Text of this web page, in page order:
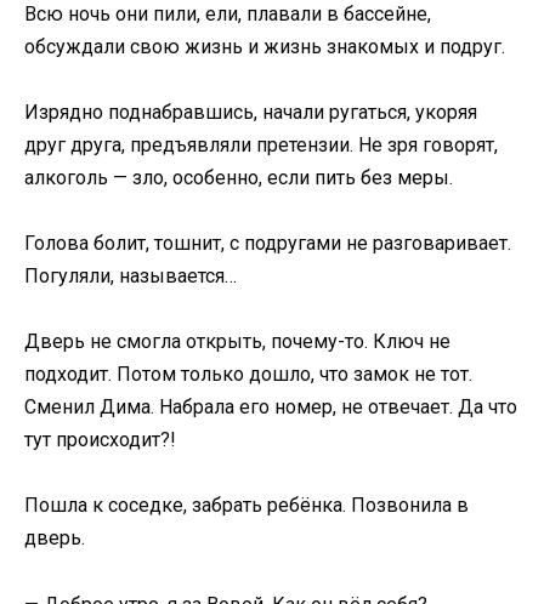
Всю ночь они пили, ели, плавали в бассейне,
обсуждали свою жизнь и жизнь знакомых и подруг.
Изрядно поднабравшись, начали ругаться, укоряя
друг друга, предъявляли претензии. Не зря говорят,
алкоголь — зло, особенно, если пить без меры.
Голова болит, тошнит, с подругами не разговаривает.
Погуляли, называется…
Дверь не смогла открыть, почему-то. Ключ не
подходит. Потом только дошло, что замок не тот.
Сменил Дима. Набрала его номер, не отвечает. Да что
тут происходит?!
Пошла к соседке, забрать ребёнка. Позвонила в
дверь.